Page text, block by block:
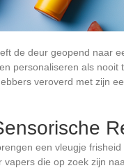
de deur geopend naar
personaliseren als nooit
veroverd met zijn
een vleugje frisheid
die op zoek zijn